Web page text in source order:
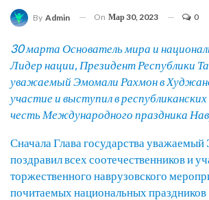
By Admin On Мар 30, 2023 0
30 марта Основатель мира и
Лидер нации, Президент Республики
уважаемый Эмомали Рахмон в
участие и выступил в
честь Международного праздника
Сначала Глава государства
поздравил всех соотечественников и
торжественного наврузовского
почитаемых национальных